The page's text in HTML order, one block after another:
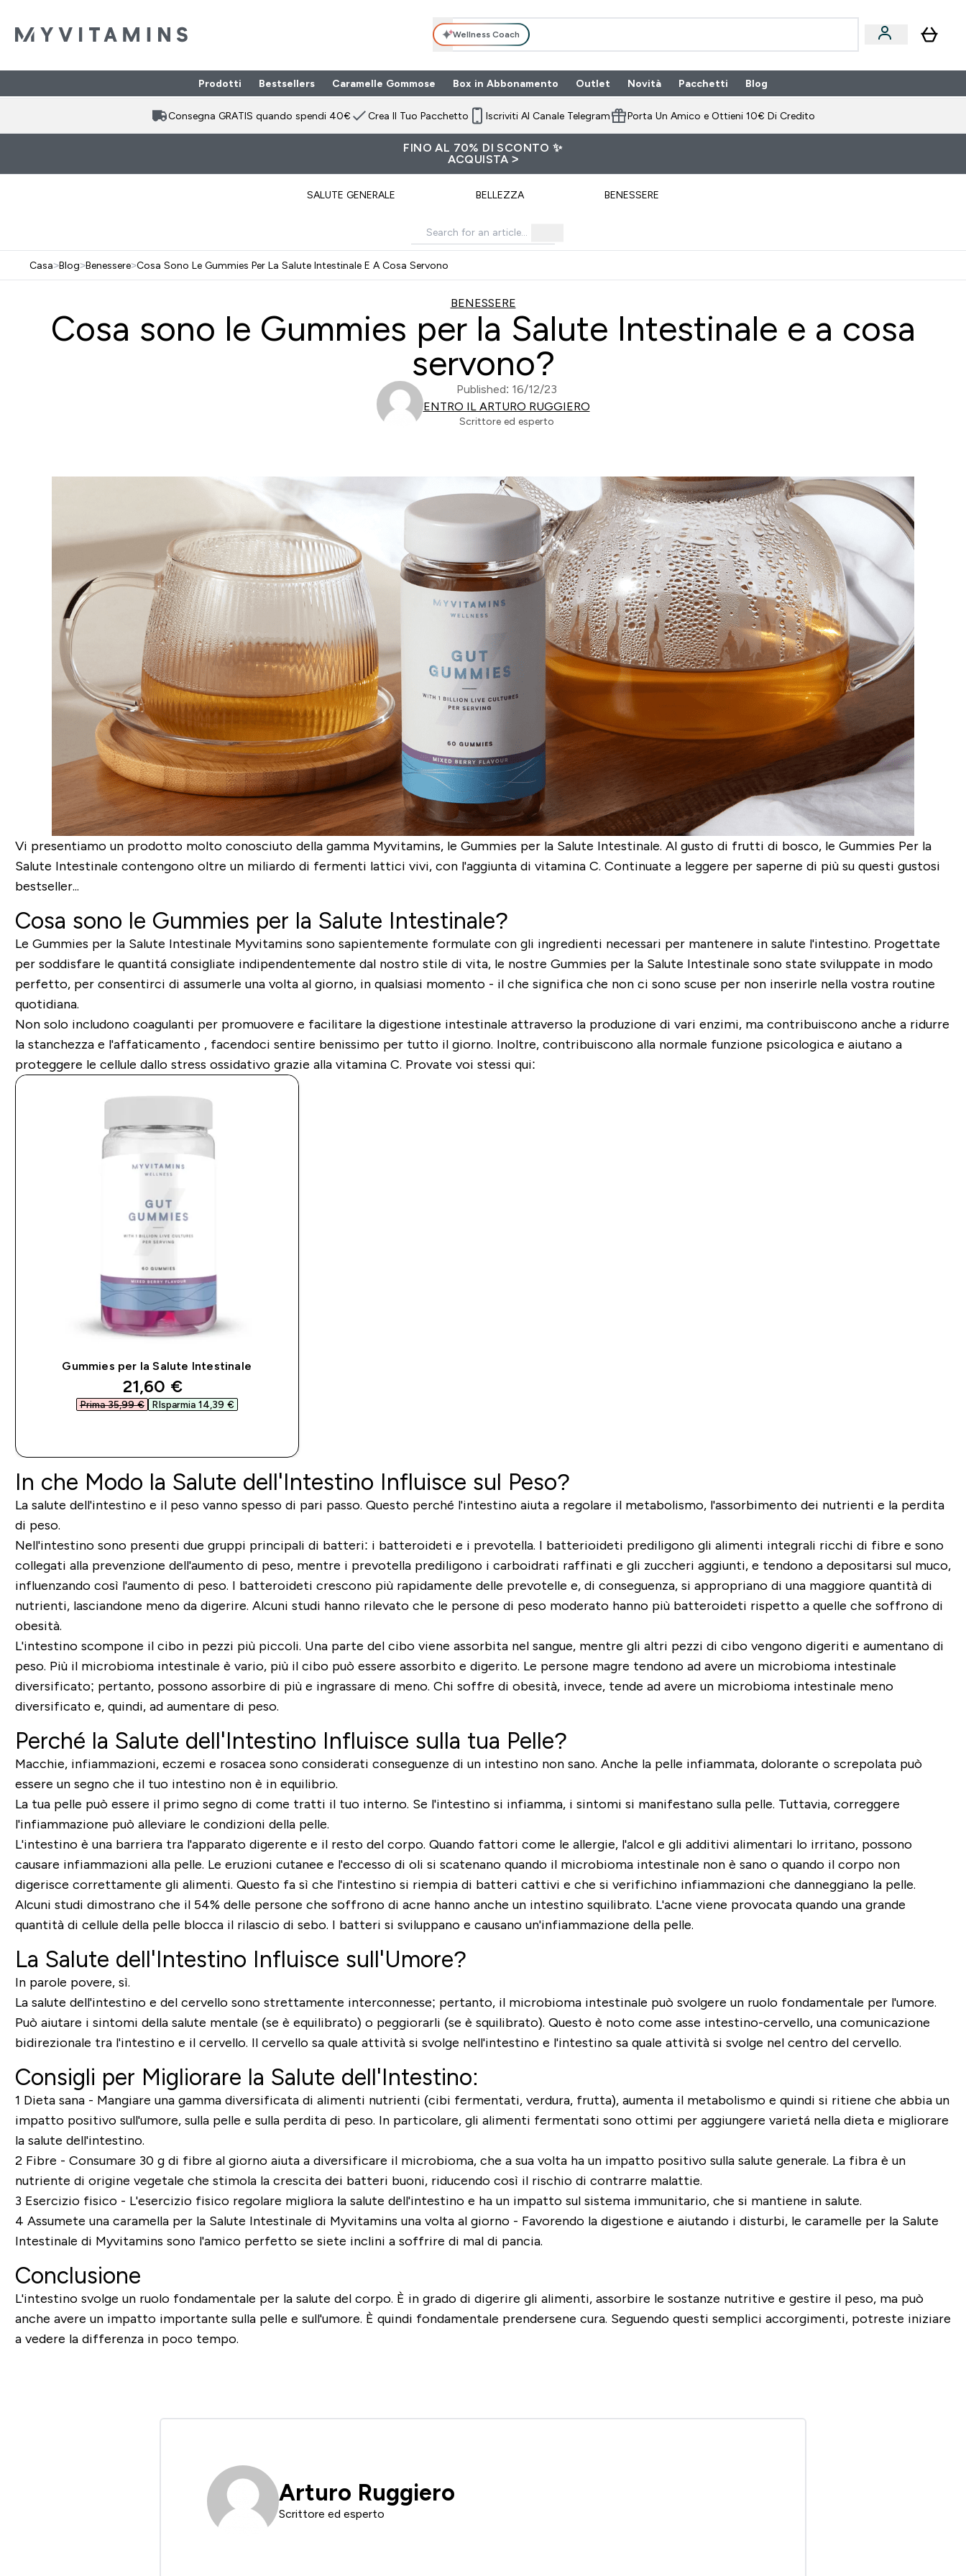
Wellness Coach
Prodotti Enter Prodotti submenu
Bestsellers Caramelle Gommose Box in AbbonamentoEnter Box in Abbonamento submenu
⌄ Outlet Novità Pacchetti Enter Pacchetti submenu
Blog
Consegna GRATIS quando spendi 40€ Crea Il Tuo Pacchetto Iscriviti Al Canale Telegram Porta Un Amico e Ottieni 10€ Di Credito
FINO AL 70% DI SCONTO ✨
ACQUISTA >
SALUTE GENERALE BELLEZZA BENESSERE
Casa>Blog>Benessere>Cosa Sono Le Gummies Per La Salute Intestinale E A Cosa Servono
BENESSERE
Cosa sono le Gummies per la Salute Intestinale e a cosa
servono?
Published: 16/12/23
ENTRO IL ARTURO RUGGIERO
Scrittore ed esperto
Vi presentiamo un prodotto molto conosciuto della gamma Myvitamins, le Gummies per la Salute Intestinale. Al gusto di frutti di bosco, le Gummies Per la
Salute Intestinale contengono oltre un miliardo di fermenti lattici vivi, con l'aggiunta di vitamina C. Continuate a leggere per saperne di più su questi gustosi
bestseller...
Cosa sono le Gummies per la Salute Intestinale?
Le Gummies per la Salute Intestinale Myvitamins sono sapientemente formulate con gli ingredienti necessari per mantenere in salute l'intestino. Progettate
per soddisfare le quantitá consigliate indipendentemente dal nostro stile di vita, le nostre Gummies per la Salute Intestinale sono state sviluppate in modo
perfetto, per consentirci di assumerle una volta al giorno, in qualsiasi momento - il che significa che non ci sono scuse per non inserirle nella vostra routine
quotidiana.
Non solo includono coagulanti per promuovere e facilitare la digestione intestinale attraverso la produzione di vari enzimi, ma contribuiscono anche a ridurre
la stanchezza e l'affaticamento , facendoci sentire benissimo per tutto il giorno. Inoltre, contribuiscono alla normale funzione psicologica e aiutano a
proteggere le cellule dallo stress ossidativo grazie alla vitamina C. Provate voi stessi qui:
Gummies per la Salute Intestinale
discounted price
21,60 €‎
Prima 35,99 €‎ RIsparmia 14,39 €‎
In che Modo la Salute dell'Intestino Influisce sul Peso?
La salute dell'intestino e il peso vanno spesso di pari passo. Questo perché l'intestino aiuta a regolare il metabolismo, l'assorbimento dei nutrienti e la perdita
di peso.
Nell'intestino sono presenti due gruppi principali di batteri: i batteroideti e i prevotella. I batterioideti prediligono gli alimenti integrali ricchi di fibre e sono
collegati alla prevenzione dell'aumento di peso, mentre i prevotella prediligono i carboidrati raffinati e gli zuccheri aggiunti, e tendono a depositarsi sul muco,
influenzando così l'aumento di peso. I batteroideti crescono più rapidamente delle prevotelle e, di conseguenza, si appropriano di una maggiore quantità di
nutrienti, lasciandone meno da digerire. Alcuni studi hanno rilevato che le persone di peso moderato hanno più batteroideti rispetto a quelle che soffrono di
obesità.
L'intestino scompone il cibo in pezzi più piccoli. Una parte del cibo viene assorbita nel sangue, mentre gli altri pezzi di cibo vengono digeriti e aumentano di
peso. Più il microbioma intestinale è vario, più il cibo può essere assorbito e digerito. Le persone magre tendono ad avere un microbioma intestinale
diversificato; pertanto, possono assorbire di più e ingrassare di meno. Chi soffre di obesità, invece, tende ad avere un microbioma intestinale meno
diversificato e, quindi, ad aumentare di peso.
Perché la Salute dell'Intestino Influisce sulla tua Pelle?
Macchie, infiammazioni, eczemi e rosacea sono considerati conseguenze di un intestino non sano. Anche la pelle infiammata, dolorante o screpolata può
essere un segno che il tuo intestino non è in equilibrio.
La tua pelle può essere il primo segno di come tratti il tuo interno. Se l'intestino si infiamma, i sintomi si manifestano sulla pelle. Tuttavia, correggere
l'infiammazione può alleviare le condizioni della pelle.
L'intestino è una barriera tra l'apparato digerente e il resto del corpo. Quando fattori come le allergie, l'alcol e gli additivi alimentari lo irritano, possono
causare infiammazioni alla pelle. Le eruzioni cutanee e l'eccesso di oli si scatenano quando il microbioma intestinale non è sano o quando il corpo non
digerisce correttamente gli alimenti. Questo fa sì che l'intestino si riempia di batteri cattivi e che si verifichino infiammazioni che danneggiano la pelle.
Alcuni studi dimostrano che il 54% delle persone che soffrono di acne hanno anche un intestino squilibrato. L'acne viene provocata quando una grande
quantità di cellule della pelle blocca il rilascio di sebo. I batteri si sviluppano e causano un'infiammazione della pelle.
La Salute dell'Intestino Influisce sull'Umore?
In parole povere, sì.
La salute dell'intestino e del cervello sono strettamente interconnesse; pertanto, il microbioma intestinale può svolgere un ruolo fondamentale per l'umore.
Può aiutare i sintomi della salute mentale (se è equilibrato) o peggiorarli (se è squilibrato). Questo è noto come asse intestino-cervello, una comunicazione
bidirezionale tra l'intestino e il cervello. Il cervello sa quale attività si svolge nell'intestino e l'intestino sa quale attività si svolge nel centro del cervello.
Consigli per Migliorare la Salute dell'Intestino:
1 Dieta sana - Mangiare una gamma diversificata di alimenti nutrienti (cibi fermentati, verdura, frutta), aumenta il metabolismo e quindi si ritiene che abbia un
impatto positivo sull'umore, sulla pelle e sulla perdita di peso. In particolare, gli alimenti fermentati sono ottimi per aggiungere varietá nella dieta e migliorare
la salute dell'intestino.
2 Fibre - Consumare 30 g di fibre al giorno aiuta a diversificare il microbioma, che a sua volta ha un impatto positivo sulla salute generale. La fibra è un
nutriente di origine vegetale che stimola la crescita dei batteri buoni, riducendo così il rischio di contrarre malattie.
3 Esercizio fisico - L'esercizio fisico regolare migliora la salute dell'intestino e ha un impatto sul sistema immunitario, che si mantiene in salute.
4 Assumete una caramella per la Salute Intestinale di Myvitamins una volta al giorno - Favorendo la digestione e aiutando i disturbi, le caramelle per la Salute
Intestinale di Myvitamins sono l'amico perfetto se siete inclini a soffrire di mal di pancia.
Conclusione
L'intestino svolge un ruolo fondamentale per la salute del corpo. È in grado di digerire gli alimenti, assorbire le sostanze nutritive e gestire il peso, ma può
anche avere un impatto importante sulla pelle e sull'umore. È quindi fondamentale prendersene cura. Seguendo questi semplici accorgimenti, potreste iniziare
a vedere la differenza in poco tempo.
Arturo Ruggiero
Scrittore ed esperto